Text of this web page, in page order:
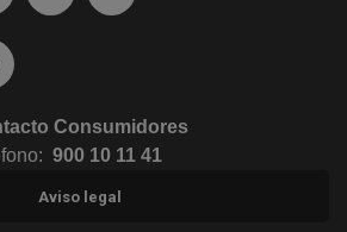
a Instagram (abre en ventana nueva)
Consumidores
900 10 11 41
Aviso legal